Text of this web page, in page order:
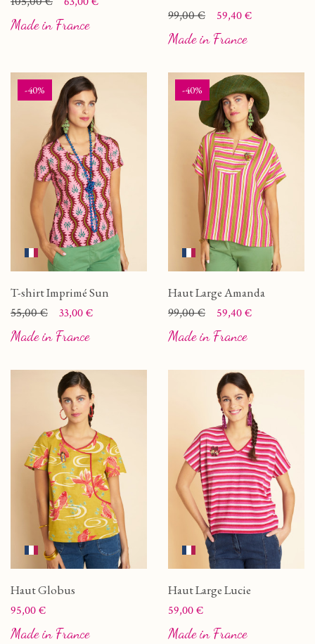
Made in France
Prix
Prix de base
99,00 € 59,40 €
Made in France
-40%
T-shirt Imprimé Sun
Prix
Prix de base
55,00 € 33,00 €
Made in France
-40%
Haut Large Amanda
Prix
Prix de base
99,00 € 59,40 €
Made in France
Haut Globus
Prix
95,00 €
Made in France
Haut Large Lucie
Prix
59,00 €
Made in France